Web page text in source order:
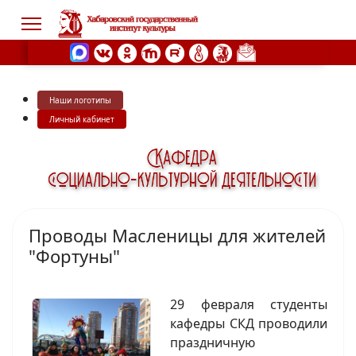
Наши логотипы
Личный кабинет
Проводы Масленицы для жителей
"Фортуны"
29 февраля студенты
кафедры СКД проводили
праздничную